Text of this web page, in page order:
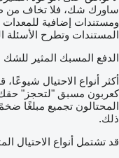
ساورك شك، فلا تخاف من
ومستندات إضافية
المستندات وتطرح الأسئلة
الدفع المسبك المثير للشك
أكثر أنواع الاحتيال
كعربون مسبق "لتحجز" حقك
المحتالون تجميع مبلغًا
ذلك.
قد تشتمل أنواع الاحتيال